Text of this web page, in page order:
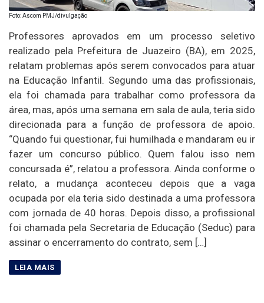
Foto: Ascom PMJ/divulgação
Professores aprovados em um processo seletivo
realizado pela Prefeitura de Juazeiro (BA), em 2025,
relatam problemas após serem convocados para atuar
na Educação Infantil. Segundo uma das profissionais,
ela foi chamada para trabalhar como professora da
área, mas, após uma semana em sala de aula, teria sido
direcionada para a função de professora de apoio.
“Quando fui questionar, fui humilhada e mandaram eu ir
fazer um concurso público. Quem falou isso nem
concursada é”, relatou a professora. Ainda conforme o
relato, a mudança aconteceu depois que a vaga
ocupada por ela teria sido destinada a uma professora
com jornada de 40 horas. Depois disso, a profissional
foi chamada pela Secretaria de Educação (Seduc) para
assinar o encerramento do contrato, sem […]